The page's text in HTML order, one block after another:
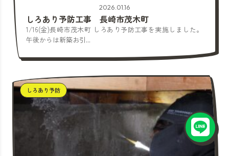
2026.01.16
しろあり予防工事 長崎市茂木町
1/16(金)長崎市茂木町 しろあり予防工事を実施しました。
午後からは新築お引...
しろあり予防